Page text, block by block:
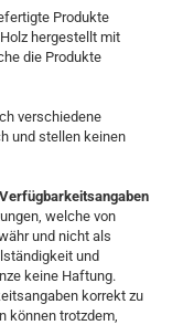
Produkte
hergestellt mit
die Produkte
verschiedene
und stellen keinen
welche von
und nicht als
und
keine Haftung.
korrekt zu
können trotzdem,